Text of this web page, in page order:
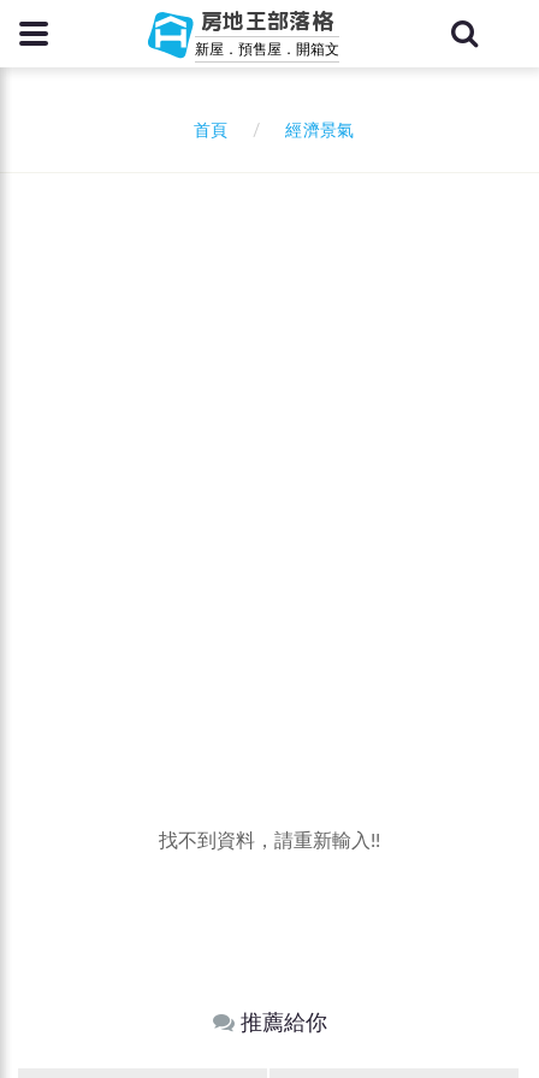
房地王部落格
新屋．預售屋．開箱文
首頁 經濟景氣
找不到資料，請重新輸入!!
推薦給你